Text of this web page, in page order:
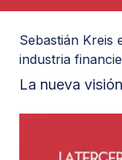
Sebastián Kreis
industria
La nueva